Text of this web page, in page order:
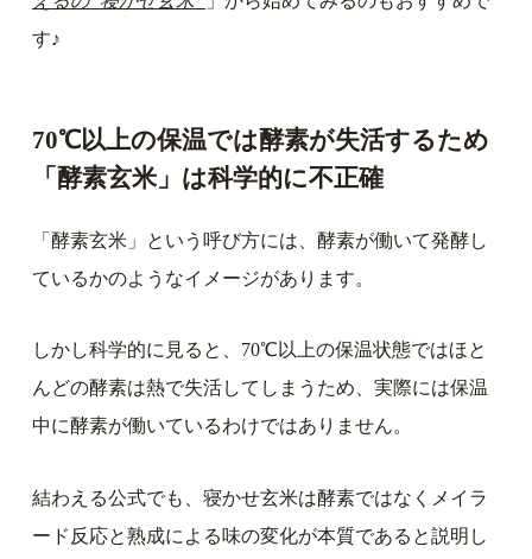
す♪
70℃以上の保温では酵素が失活するため
「酵素玄米」は科学的に不正確
「酵素玄米」という呼び方には、酵素が働いて発酵し
ているかのようなイメージがあります。
しかし科学的に見ると、70℃以上の保温状態ではほと
んどの酵素は熱で失活してしまうため、実際には保温
中に酵素が働いているわけではありません。
結わえる公式でも、寝かせ玄米は酵素ではなくメイラ
ード反応と熟成による味の変化が本質であると説明し